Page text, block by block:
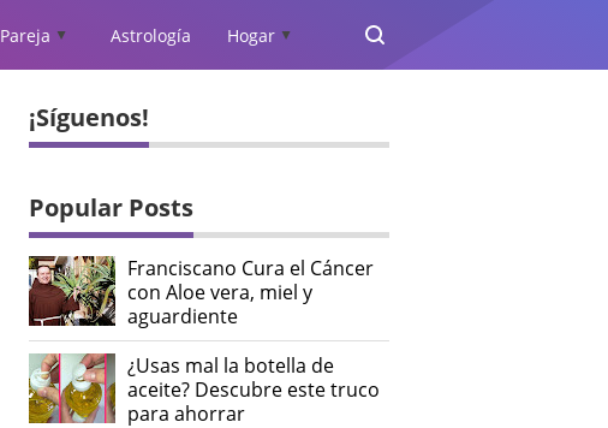
Pareja ▲ Astrología Hogar ▲
¡Síguenos!
Popular Posts
Franciscano Cura el Cáncer
con Aloe vera, miel y
aguardiente
¿Usas mal la botella de
aceite? Descubre este truco
para ahorrar